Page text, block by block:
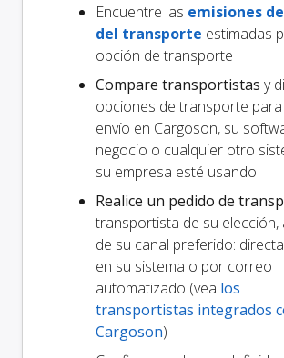
Encuentre las emisiones
del transporte estimadas
opción de transporte
Compare transportistas y
opciones de transporte
envío en Cargoson, su
negocio o cualquier otro
su empresa esté usando
Realice un pedido de
transportista de su elección,
de su canal preferido:
en su sistema o por correo
automatizado (vea los
transportistas integrados
Cargoson)